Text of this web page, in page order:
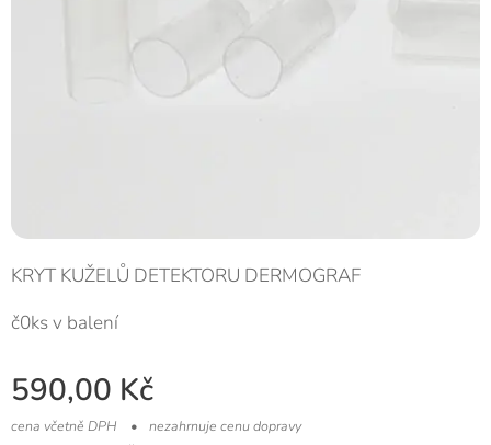
KRYT KUŽELŮ DETEKTORU DERMOGRAF
č0ks v balení
590,00 Kč
cena včetně DPH
nezahrnuje cenu dopravy